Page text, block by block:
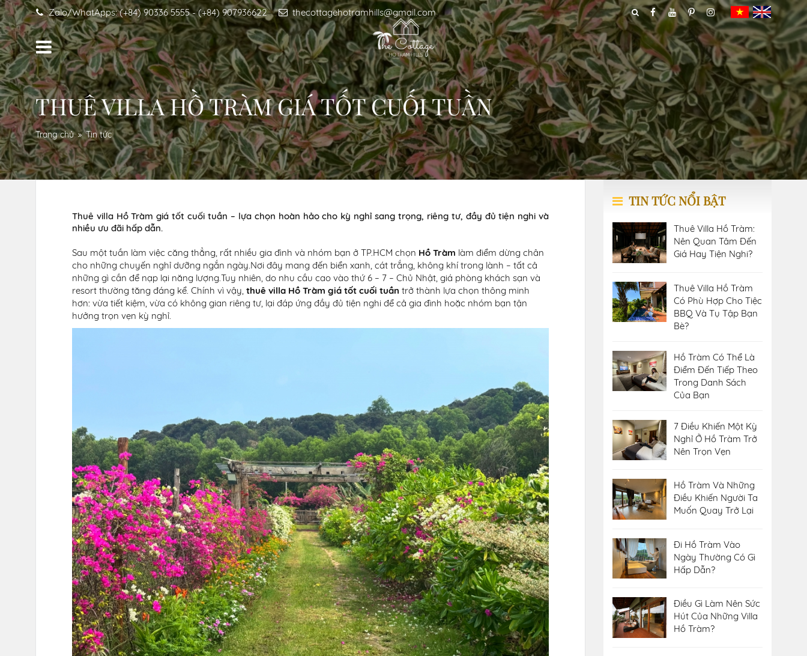
Zalo/WhatApps: (+84) 90336 5555 - (+84) 907936622 thecottagehotramhills@gmail.com
THUÊ VILLA HỒ TRÀM GIÁ TỐT CUỐI TUẦN
Trang chủ Tin tức
Thuê villa Hồ Tràm giá tốt cuối tuần – lựa chọn hoàn hảo cho kỳ nghỉ sang trọng, riêng tư, đầy đủ tiện nghi và
nhiều ưu đãi hấp dẫn.
Sau một tuần làm việc căng thẳng, rất nhiều gia đình và nhóm bạn ở TP.HCM chọn Hồ Tràm làm điểm dừng chân
cho những chuyến nghỉ dưỡng ngắn ngày.Nơi đây mang đến biển xanh, cát trắng, không khí trong lành – tất cả
những gì cần để nạp lại năng lượng.Tuy nhiên, do nhu cầu cao vào thứ 6 – 7 – Chủ Nhật, giá phòng khách sạn và
resort thường tăng đáng kể. Chính vì vậy, thuê villa Hồ Tràm giá tốt cuối tuần trở thành lựa chọn thông minh
hơn: vừa tiết kiệm, vừa có không gian riêng tư, lại đáp ứng đầy đủ tiện nghi để cả gia đình hoặc nhóm bạn tận
hưởng trọn vẹn kỳ nghỉ.
TIN TỨC NỔI BẬT
Thuê Villa Hồ Tràm:
Nên Quan Tâm Đến
Giá Hay Tiện Nghi?
Thuê Villa Hồ Tràm
Có Phù Hợp Cho Tiệc
BBQ Và Tụ Tập Bạn
Bè?
Hồ Tràm Có Thể Là
Điểm Đến Tiếp Theo
Trong Danh Sách
Của Bạn
7 Điều Khiến Một Kỳ
Nghỉ Ở Hồ Tràm Trở
Nên Trọn Vẹn
Hồ Tràm Và Những
Điều Khiến Người Ta
Muốn Quay Trở Lại
Đi Hồ Tràm Vào
Ngày Thường Có Gì
Hấp Dẫn?
Điều Gì Làm Nên Sức
Hút Của Những Villa
Hồ Tràm?